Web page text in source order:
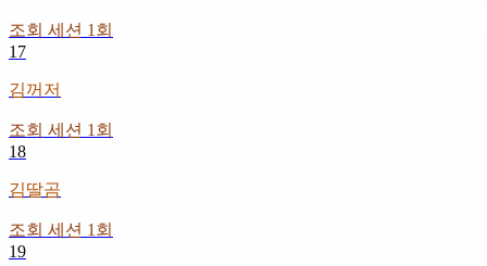
조회 세션 1 회
17
김꺼저
조회 세션 1 회
18
김딸곰
조회 세션 1 회
19